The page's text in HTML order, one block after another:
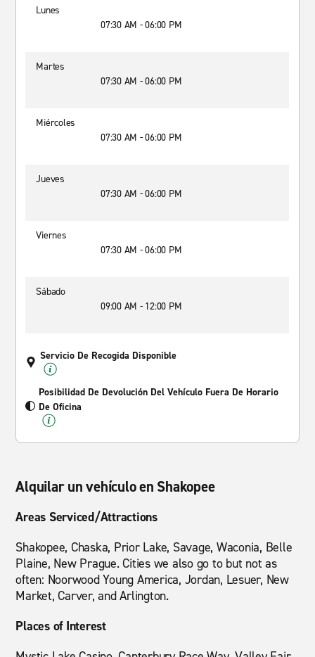
Lunes
07:30 AM - 06:00 PM
Martes
07:30 AM - 06:00 PM
Miércoles
07:30 AM - 06:00 PM
Jueves
07:30 AM - 06:00 PM
Viernes
07:30 AM - 06:00 PM
Sábado
09:00 AM - 12:00 PM
Servicio De Recogida Disponible
Posibilidad De Devolución Del Vehículo Fuera De Horario
De Oficina
Alquilar un vehículo en Shakopee
Areas Serviced/Attractions
Shakopee, Chaska, Prior Lake, Savage, Waconia, Belle
Plaine, New Prague. Cities we also go to but not as
often: Noorwood Young America, Jordan, Lesuer, New
Market, Carver, and Arlington.
Places of Interest